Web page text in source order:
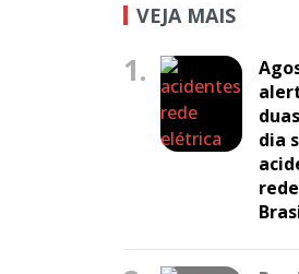
VEJA MAIS
1.
dia